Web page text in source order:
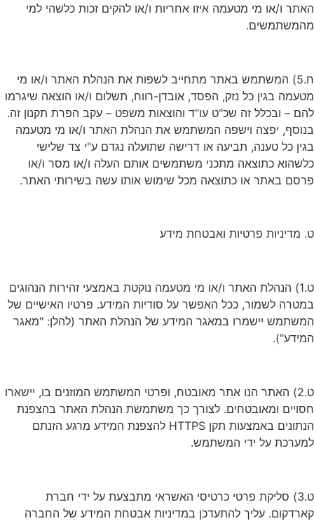
האתר ו/או מי מטעמה איזו אחריות ו/או להקים זכות כלשהי למי
מהמשתמשים.
ח.5) המשתמש באתר מתחייב לשפות את הנהלת האתר ו/או מי
מטעמה בגין כל נזק, הפסד, אובדן-רווח, תשלום ו/או הוצאה שיגרמו
להם – ובכלל זה שכ"ט עו"ד והוצאות משפט – עקב הפרת תקנון זה.
בנוסף, יפצה וישפה המשתמש את הנהלת האתר ו/או מי מטעמה
בגין כל טענה, תביעה או דרישה שתועלה נגדם ע"י צד שלישי
כלשהוא כתוצאה מתכני משתמשים אותם העלה ו/או מסר ו/או
פרסם באתר או כתוצאה מכל שימוש אותו עשה בשירותי האתר.
ט. מדיניות פרטיות ואבטחת מידע
ט.1) הנהלת האתר ו/או מי מטעמה נוקטת באמצעי זהירות הנהוגים
במטרה לשמור, ככל האפשר על סודיות המידע. פרטיו האישיים של
המשתמש יישמרו במאגר המידע של הנהלת האתר (להלן: "מאגר
המידע").
ט.2) האתר הנו אתר מאובטח, ופרטי המשתמש המוזנים בו, יישארו
חסויים ומאובטחים. לצורך כך משתמשת הנהלת האתר בהצפנת
הנתונים באמצעות תקן HTTPS להצפנת המידע מרגע הזנתם
למערכת על ידי המשתמש.
ט.3) סליקת פרטי כרטיסי האשראי מתבצעת על ידי חברת
קארדקום. עליך להתעדכן במדיניות אבטחת המידע של החברה